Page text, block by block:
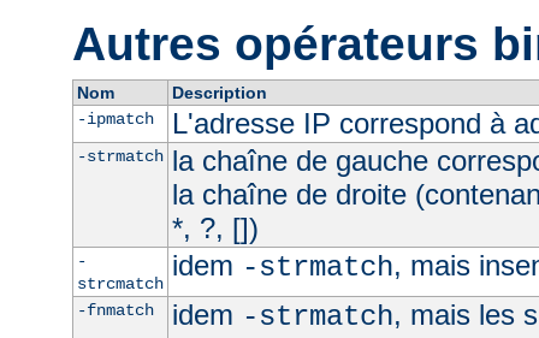
Autres opérateurs
Nom
Description
-ipmatch
L'adresse IP correspond à
-strmatch la chaîne de gauche
la chaîne de droite
*, ?, [])
-
strcmatch
idem -strmatch, mais
-fnmatch idem -strmatch, mais les